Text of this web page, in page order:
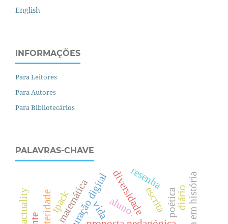
English
INFORMAÇÕES
Para Leitores
Para Autores
Para Bibliotecários
PALAVRAS-CHAVE
escrita
diversidade
tpack
alteridade poética
vidaaluno.
resenha
diário